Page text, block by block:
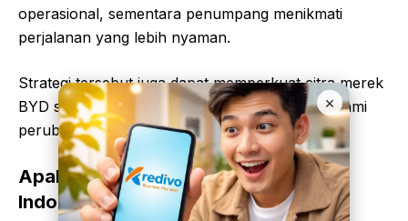
operasional, sementara penumpang menikmati
perjalanan yang lebih nyaman.
Strategi tersebut juga dapat memperkuat citra merek
BYD sebagai perusahaan yang mampu memahami
perubahan kebutuhan pasar.
Apakah Konsep Ini Cocok untuk
Indonesia?
×